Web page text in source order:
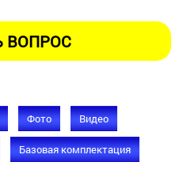
Фото Видео
Базовая комплектация